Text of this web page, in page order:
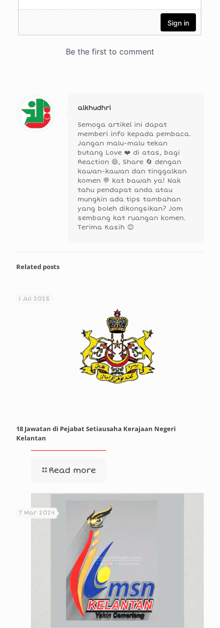
alkhudhri
Semoga artikel ini dapat
memberi info kepada pembaca.
Jangan malu-malu tekan
butang Love ❤️ di atas, bagi
Reaction 😄, Share 🔄 dengan
kawan-kawan dan tinggalkan
komen 💬 kat bawah ya! Nak
tahu pendapat anda atau
mungkin ada tips tambahan
yang boleh dikongsikan? Jom
sembang kat ruangan komen.
Terima Kasih 😊
Related posts
1 Jul 2025
18 Jawatan di Pejabat Setiausaha Kerajaan Negeri
Kelantan
Read more
7 Mar 2024